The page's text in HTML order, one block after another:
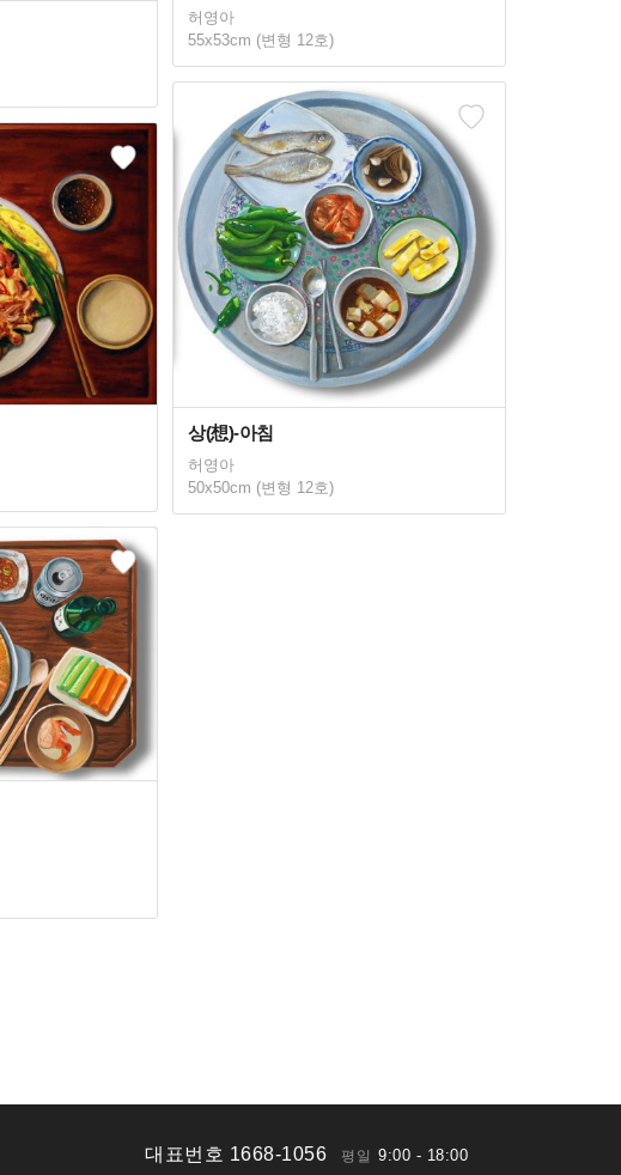
허영아
55x53cm (변형 12호)
상(想)-아침
허영아
50x50cm (변형 12호)
대표번호 1668-1056 평일 9:00 - 18:00